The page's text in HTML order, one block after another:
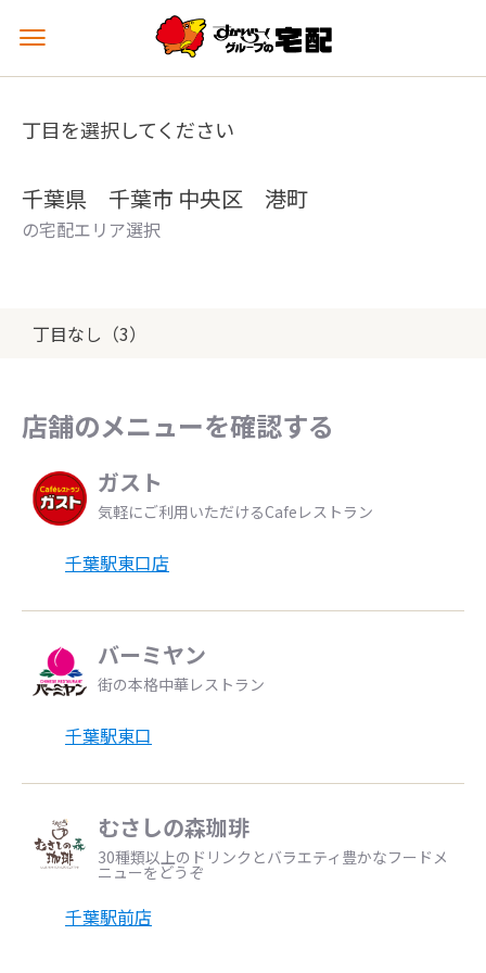
メ
ュ
を
丁目を選択してください
千葉県 千葉市 中央区 港町
の宅配エリア選択
丁目なし（3）
店舗のメニューを確認する
ガスト
気軽にご利用いただけるCafeレストラン
千葉駅東口店
バーミヤン
街の本格中華レストラン
千葉駅東口
むさしの森珈琲
30種類以上のドリンクとバラエティ豊かなフードメ
ニューをどうぞ
千葉駅前店